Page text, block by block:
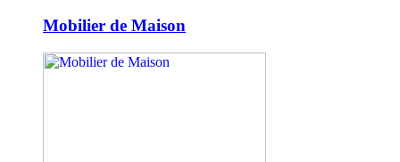
Mobilier de Maison